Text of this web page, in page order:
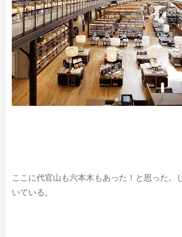
ここに代官山も六本木もあった！と思った。
いている。